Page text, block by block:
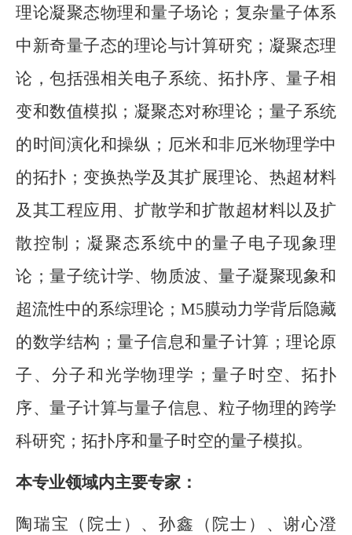
理论凝聚态物理和量子场论；复杂量子体系
中新奇量子态的理论与计算研究；凝聚态理
论，包括强相关电子系统、拓扑序、量子相
变和数值模拟；凝聚态对称理论；量子系统
的时间演化和操纵；厄米和非厄米物理学中
的拓扑；变换热学及其扩展理论、热超材料
及其工程应用、扩散学和扩散超材料以及扩
散控制；凝聚态系统中的量子电子现象理
论；量子统计学、物质波、量子凝聚现象和
超流性中的系综理论； M5膜动力学背后隐藏
的数学结构；量子信息和量子计算；理论原
子、分子和光学物理学；量子时空、拓扑
序、量子计算与量子信息、粒子物理的跨学
科研究；拓扑序和量子时空的量子模拟。
本专业领域内主要专家：
陶瑞宝（院士）、孙鑫（院士）、谢心澄